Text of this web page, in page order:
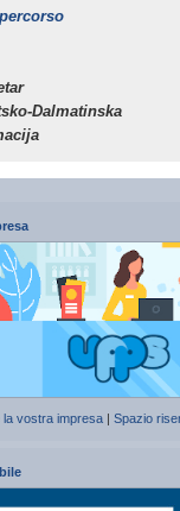
Dalmatinska
la vostra impresa |Spazio